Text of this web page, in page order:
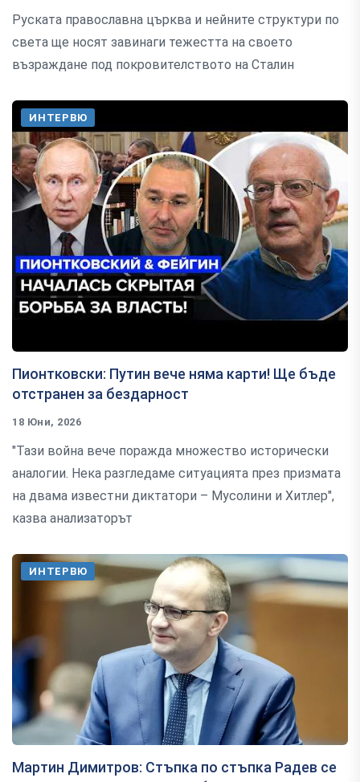
Руската православна църква и нейните структури по
света ще носят завинаги тежестта на своето
възраждане под покровителството на Сталин
ИНТЕРВЮ
Пионтковски: Путин вече няма карти! Ще бъде
отстранен за бездарност
18 Юни, 2026
"Тази война вече поражда множество исторически
аналогии. Нека разгледаме ситуацията през призмата
на двама известни диктатори – Мусолини и Хитлер",
казва анализаторът
ИНТЕРВЮ
Мартин Димитров: Стъпка по стъпка Радев се